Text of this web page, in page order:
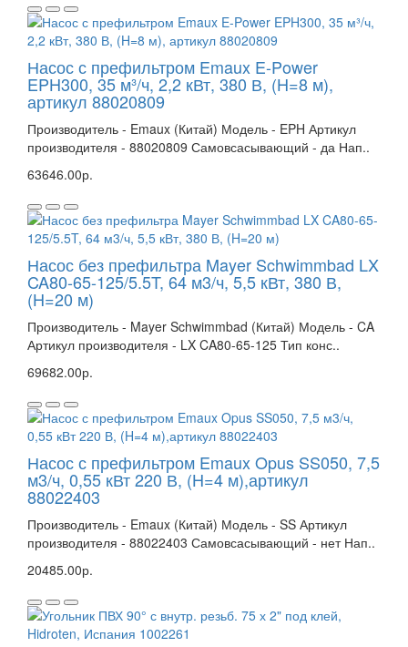
Насос с префильтром Emaux E-Power
EPH300, 35 м³/ч, 2,2 кВт, 380 В, (H=8 м),
артикул 88020809
Производитель - Emaux (Китай) Модель - EPH Артикул
производителя - 88020809 Самовсасывающий - да Нап..
63646.00р.
Насос без префильтра Mayer Schwimmbad LX
CA80-65-125/5.5T, 64 м3/ч, 5,5 кВт, 380 В,
(H=20 м)
Производитель - Mayer Schwimmbad (Китай) Модель - CA
Артикул производителя - LX CA80-65-125 Тип конс..
69682.00р.
Насос с префильтром Emaux Opus SS050, 7,5
м3/ч, 0,55 кВт 220 В, (H=4 м),артикул
88022403
Производитель - Emaux (Китай) Модель - SS Артикул
производителя - 88022403 Самовсасывающий - нет Нап..
20485.00р.